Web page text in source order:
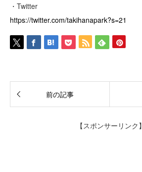
・Twitter
https://twitter.com/takihanapark?s=21
前の記事
【スポンサーリンク】